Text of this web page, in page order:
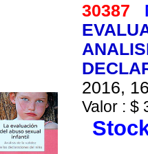
30387
2016,
Valor : $